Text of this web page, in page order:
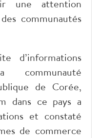
une attention
communautés
d’informations
de Corée,
dans ce pays a
et constaté
de commerce